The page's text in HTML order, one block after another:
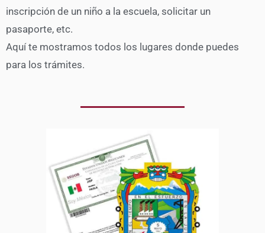
inscripción de un niño a la escuela, solicitar un
pasaporte, etc.
Aquí te mostramos todos los lugares donde puedes
para los trámites.